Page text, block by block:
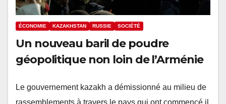
ÉCONOMIE KAZAKHSTAN RUSSIE SOCIÉTÉ
Un nouveau baril de poudre
géopolitique non loin de l’Arménie
Le gouvernement kazakh a démissionné au milieu de
rassemblements à travers le pays qui ont commencé il